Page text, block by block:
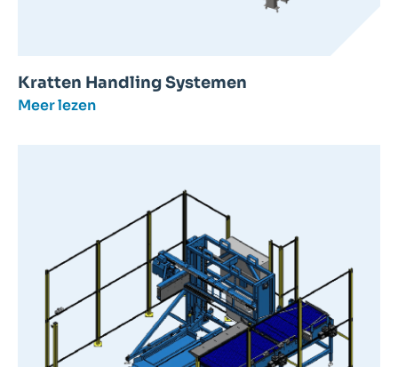
Kratten Handling Systemen
Meer lezen